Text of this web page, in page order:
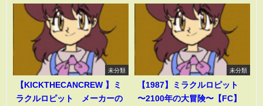
未分類
【KICKTHECANCREW 】ミ
ラクルロピット メーカーの
未分類
【1987】ミラクルロピット
〜2100年の大冒険〜【FC】